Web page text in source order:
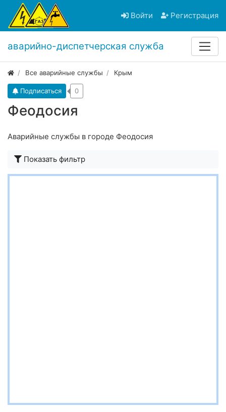
Войти Регистрация
аварийно-диспетчерская служба
Все аварийные службы Крым
Феодосия
Подписаться 0
Аварийные службы в городе Феодосия
Показать фильтр